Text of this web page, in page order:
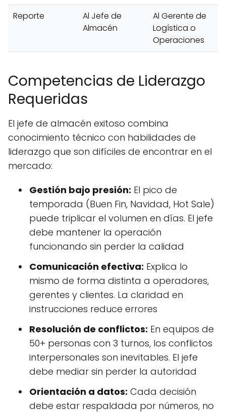
Reporte
Al Jefe de
Almacén
Al Gerente de
Logística o
Operaciones
Competencias de Liderazgo
Requeridas
El jefe de almacén exitoso combina
conocimiento técnico con habilidades de
liderazgo que son difíciles de encontrar en el
mercado:
Gestión bajo presión: El pico de
temporada (Buen Fin, Navidad, Hot Sale)
puede triplicar el volumen en días. El jefe
debe mantener la operación
funcionando sin perder la calidad
Comunicación efectiva: Explica lo
mismo de forma distinta a operadores,
gerentes y clientes. La claridad en
instrucciones reduce errores
Resolución de conflictos: En equipos de
50+ personas con 3 turnos, los conflictos
interpersonales son inevitables. El jefe
debe mediar sin perder la autoridad
Orientación a datos: Cada decisión
debe estar respaldada por números, no